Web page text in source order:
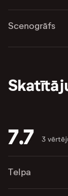
Scenogrāfs
7.7 3
Telpa